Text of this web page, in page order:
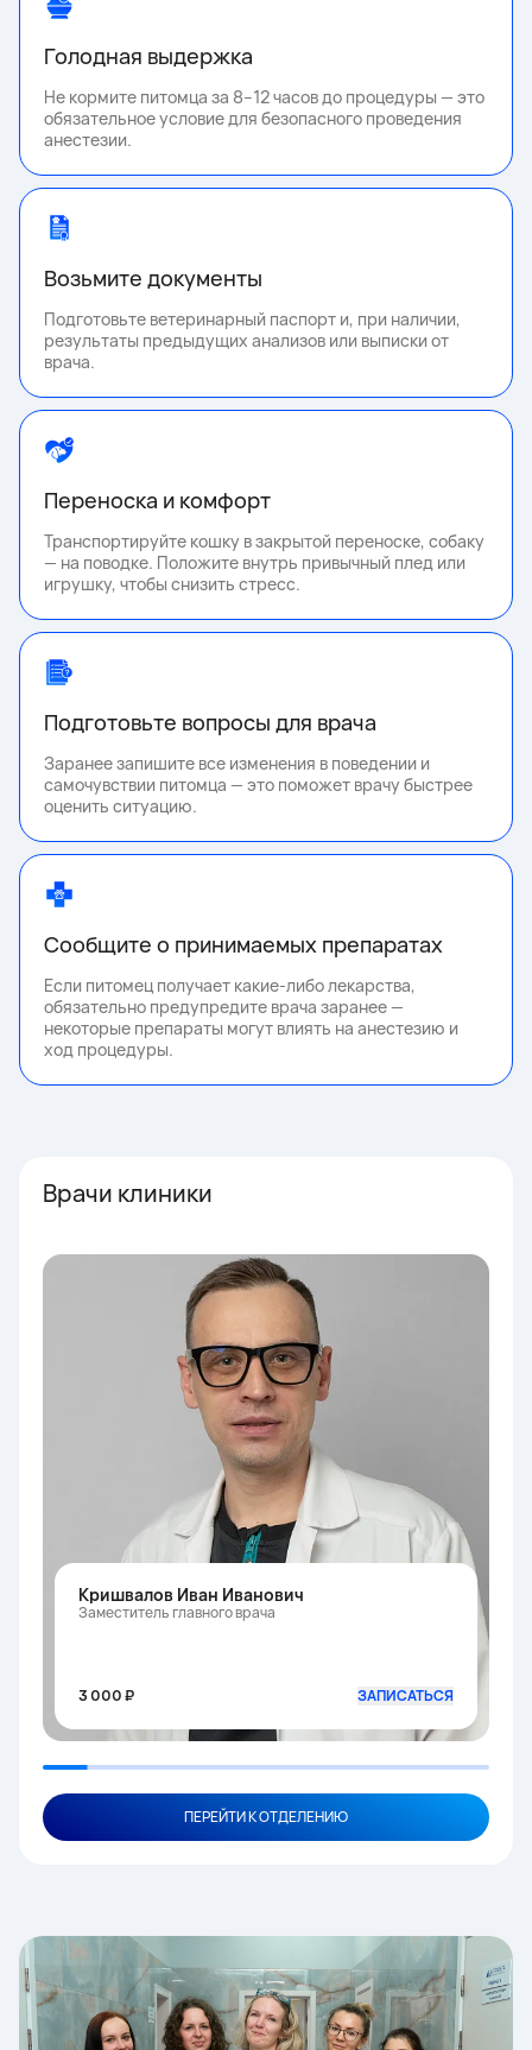
Голодная выдержка
Не кормите питомца за 8–12 часов до процедуры — это
обязательное условие для безопасного проведения
анестезии.
Возьмите документы
Подготовьте ветеринарный паспорт и, при наличии,
результаты предыдущих анализов или выписки от
врача.
Переноска и комфорт
Транспортируйте кошку в закрытой переноске, собаку
— на поводке. Положите внутрь привычный плед или
игрушку, чтобы снизить стресс.
Подготовьте вопросы для врача
Заранее запишите все изменения в поведении и
самочувствии питомца — это поможет врачу быстрее
оценить ситуацию.
Сообщите о принимаемых препаратах
Если питомец получает какие-либо лекарства,
обязательно предупредите врача заранее —
некоторые препараты могут влиять на анестезию и
ход процедуры.
Врачи клиники
Кришвалов Иван Иванович
Заместитель главного врача
3 000 ₽ ЗАПИСАТЬСЯ
ПЕРЕЙТИ К ОТДЕЛЕНИЮ